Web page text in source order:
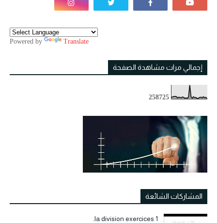
Powered by Translate
إجمالي مرات مشاهدة الصفحة
258725
المشاركات الشائعة
la division exercices 1.